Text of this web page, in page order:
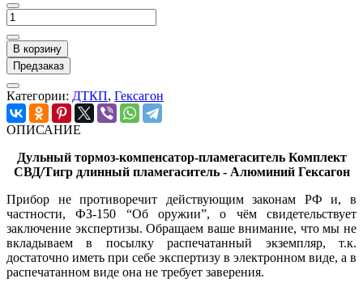
В корзину
Предзаказ
Категории: ДТКП, Гексагон
ОПИСАНИЕ
Дульный тормоз-компенсатор-пламегаситель Комплект
СВД/Тигр длинный пламегаситель - Алюминий Гексагон
Прибор не противоречит действующим законам РФ и, в
частности, ФЗ-150 “Об оружии”, о чём свидетельствует
заключение экспертизы. Обращаем ваше внимание, что мы не
вкладываем в посылку распечатанный экземпляр, т.к.
достаточно иметь при себе экспертизу в электронном виде, а в
распечатанном виде она не требует заверения.